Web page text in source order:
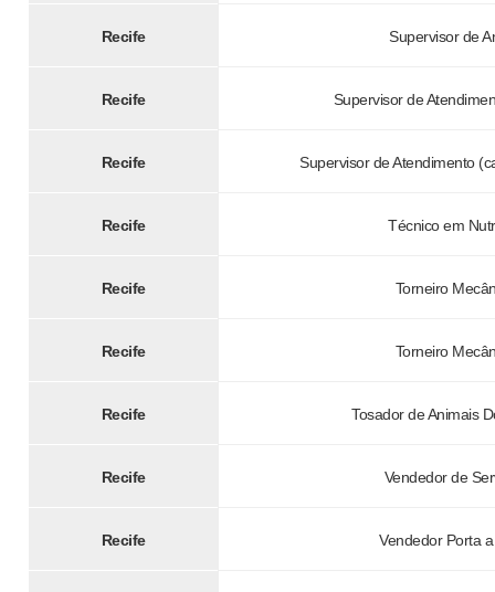
Recife Supervisor de
Recife Supervisor de
Recife Supervisor de Atendimento
Recife Técnico em
Recife Torneiro
Recife Torneiro
Recife Tosador de Animais
Recife Vendedor de
Recife Vendedor Porta